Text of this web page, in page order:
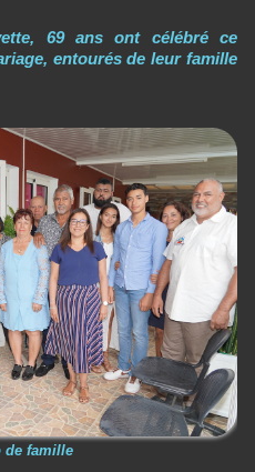
69 ans ont célébré ce
entourés de leur famille
de famille